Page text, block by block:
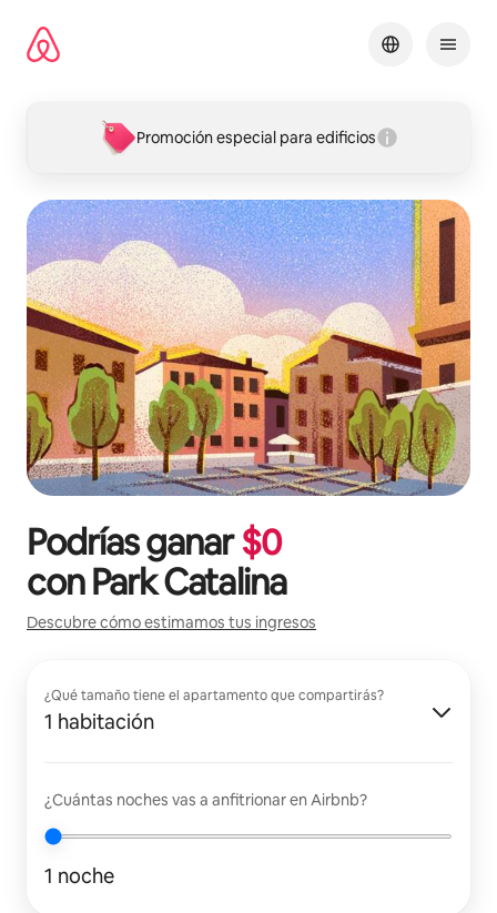
contenido
Promoción especial para edificios
Podrías ganar$0
conPark Catalina
Descubre cómo estimamos tus ingresos
¿Qué tamaño tiene el apartamento que compartirás?
1 habitación
¿Cuántas noches vas a anfitrionar en Airbnb?
1 noche